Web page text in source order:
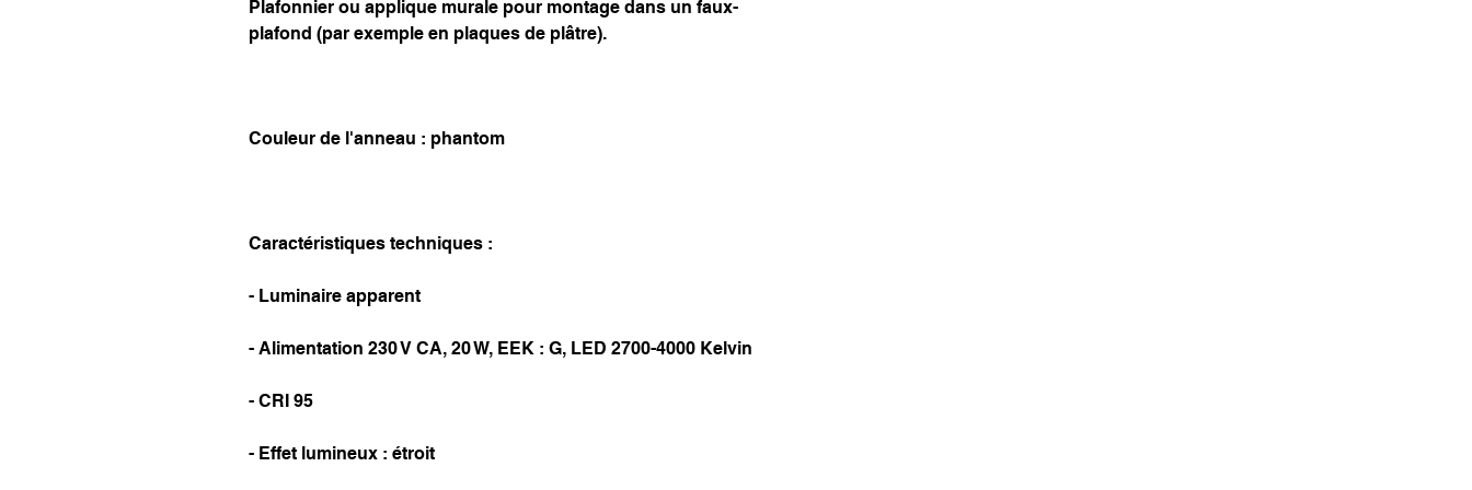
Plafonnier ou applique murale pour montage dans un faux-
plafond (par exemple en plaques de plâtre).
Couleur de l'anneau : phantom
Caractéristiques techniques :
- Luminaire apparent
- Alimentation 230 V CA, 20 W, EEK : G, LED 2700-4000 Kelvin
- CRI 95
- Effet lumineux : étroit